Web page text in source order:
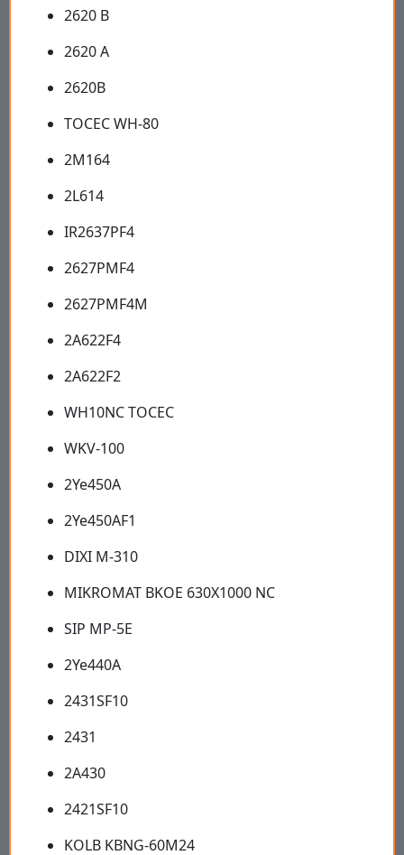
2620 В
2620 А
2620B
ТОСЕС WH-80
2M164
2L614
IR2637PF4
2627PMF4
2627PMF4M
2A622F4
2A622F2
WH10NC ТОСЕС
WKV-100
2Ye450A
2Ye450AF1
DIXI M-310
MIKROMAT BKOE 630X1000 NC
SIP MP-5E
2Ye440A
2431SF10
2431
2A430
2421SF10
KOLB KBNG-60M24